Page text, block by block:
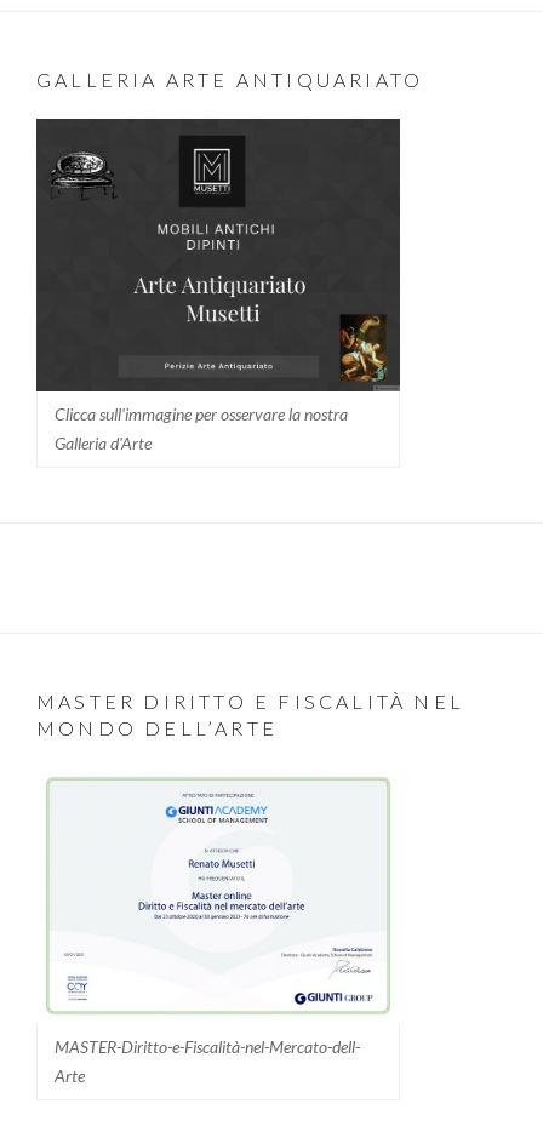
GALLERIA ARTE ANTIQUARIATO
Clicca sull'immagine per osservare la nostra
Galleria d'Arte
MASTER DIRITTO E FISCALITÀ NEL
MONDO DELL’ARTE
MASTER-Diritto-e-Fiscalità-nel-Mercato-dell-
Arte